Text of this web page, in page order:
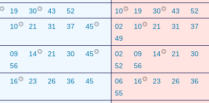
◎ 19 30◎ 43 52 10◎ 19 30◎ 43 52
10◎ 21 31 37 45◎ 02 10◎ 21 31 37
49
09 14◎ 21 30 45◎
56
02 09 14◎ 21 30
52 56
16◎ 23 26 36
45
06 16◎ 23 26 36
55